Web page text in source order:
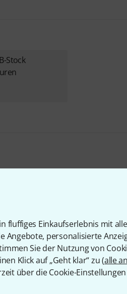
fluffiges Einkaufserlebnis mit
Angebote, personalisierte
Sie der Nutzung von
Klick auf „Geht klar“ zu (alle
über die Cookie-Einstellungen
Stock
Produkt